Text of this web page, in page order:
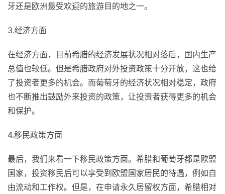
牙还是欧洲最受欢迎的旅游目的地之一。
3.经济方面
在经济方面，目前希腊的经济发展状况相对落后，国内生产
总值也较低。但是希腊政府对外投资政策十分开放，这也给
了投资者更多的机会。而葡萄牙的经济状况相对稳定，政府
也不断推出鼓励外来投资的政策，让投资者获得更多的机会
和保护。
4.移民政策方面
最后，我们来看一下移民政策方面。希腊和葡萄牙都是欧盟
国家，投资移民后可以享受到欧盟国家居民的待遇，例如自
由流动和工作权。但是，在申请永久居留权方面，希腊相对